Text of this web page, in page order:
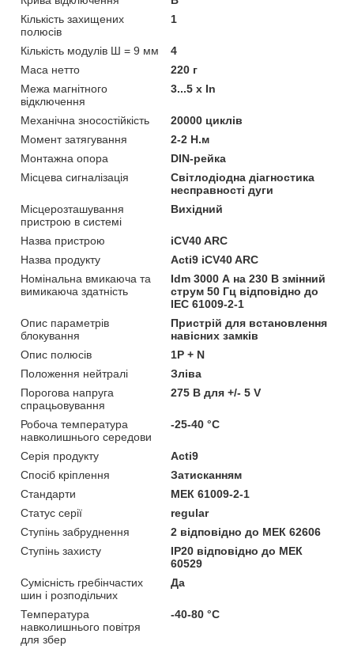
Кількість захищених
полюсів
1
Кількість модулів Ш = 9 мм
4
Маса нетто
220 г
Межа магнітного
відключення
3...5 x In
Механічна зносостійкість
20000 циклів
Момент затягування
2-2 Н.м
Монтажна опора
DIN-рейка
Місцева сигналізація
Світлодіодна діагностика
несправності дуги
Місцерозташування
пристрою в системі
Вихідний
Назва пристрою
iCV40 ARC
Назва продукту
Acti9 iCV40 ARC
Номінальна вмикаюча та
вимикаюча здатність
Idm 3000 А на 230 В змінний
струм 50 Гц відповідно до
IEC 61009-2-1
Опис параметрів
блокування
Пристрій для встановлення
навісних замків
Опис полюсів
1P + N
Положення нейтралі
Зліва
Порогова напруга
спрацьовування
275 В для +/- 5 V
Робоча температура
навколишнього середови
-25-40 °C
Серія продукту
Acti9
Спосіб кріплення
Затисканням
Стандарти
МЕК 61009-2-1
Статус серії
regular
Ступінь забруднення
2 відповідно до МЕК 62606
Ступінь захисту
IP20 відповідно до МЕК
60529
Сумісність гребінчастих
шин і розподільчих
Да
Температура
навколишнього повітря
для збер
-40-80 °C